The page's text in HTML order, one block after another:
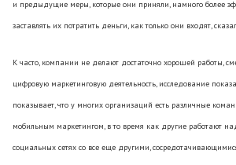
и предыдущие меры, которые они приняли, намного более
заставлять их потратить деньги, как только они входят,
К часто, компании не делают достаточно хорошей работы,
цифровую маркетинговую деятельность, исследование
показывает, что у многих организаций есть различные
мобильным маркетингом, в то время как другие работают
социальных сетях со все еще другими,